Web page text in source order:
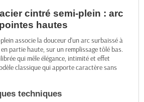
cintré semi-plein : arc
hautes
associe la douceur d'un arc surbaissé à
partie haute, sur un remplissage tôlé bas.
qui mêle élégance, intimité et effet
classique qui apporte caractère sans
techniques